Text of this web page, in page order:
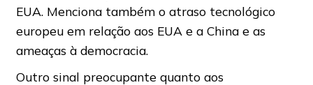
EUA. Menciona também o atraso tecnológico
europeu em relação aos EUA e a China e as
ameaças à democracia.
Outro sinal preocupante quanto aos